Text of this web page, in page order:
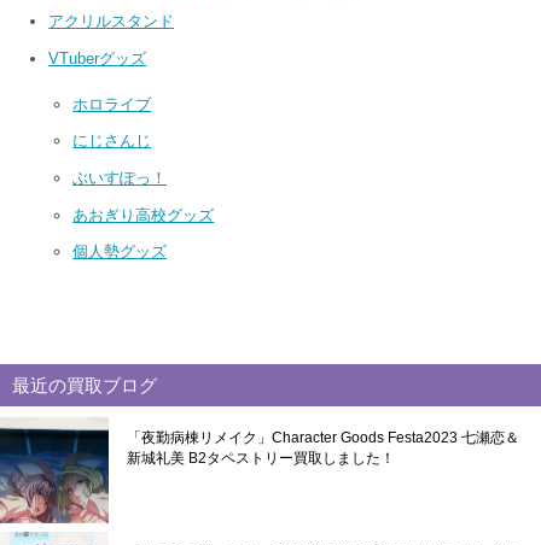
アクリルスタンド
VTuberグッズ
ホロライブ
にじさんじ
ぶいすぽっ！
あおぎり高校グッズ
個人勢グッズ
最近の買取ブログ
「夜勤病棟リメイク」Character Goods Festa2023 七瀬恋＆
新城礼美 B2タペストリー買取しました！